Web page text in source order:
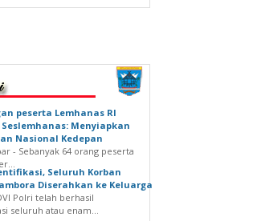
peserta Lemhanas RI
Menyiapkan
Nasional Kedepan
- Sebanyak 64 orang peserta
Seluruh Korban
Diserahkan ke Keluarga
Polri telah berhasil
seluruh atau enam...